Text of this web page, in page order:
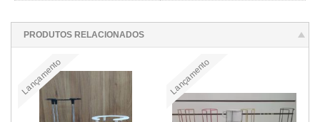
PRODUTOS RELACIONADOS
Lançamento Lançamento